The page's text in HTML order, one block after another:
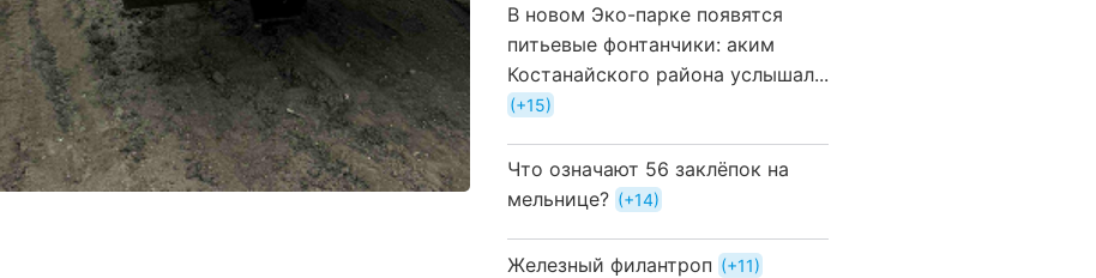
В новом Эко-парке появятся
питьевые фонтанчики: аким
Костанайского района услышал...
+15
Что означают 56 заклёпок на
мельнице?
+14
Железный филантроп +11